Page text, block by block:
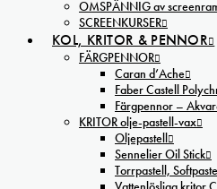
OMSPÄNNIG av
SCREENKURSER
KOL, KRITOR & PENNOR
FÄRGPENNOR
Caran d’Ache
Faber Castell
Färgpennor –
KRITOR olje-pastell-vax
Oljepastell
Sennelier Oil Stick
Torrpastell,